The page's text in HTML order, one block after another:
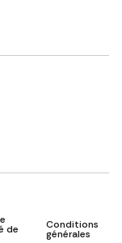
de Conditions
générales